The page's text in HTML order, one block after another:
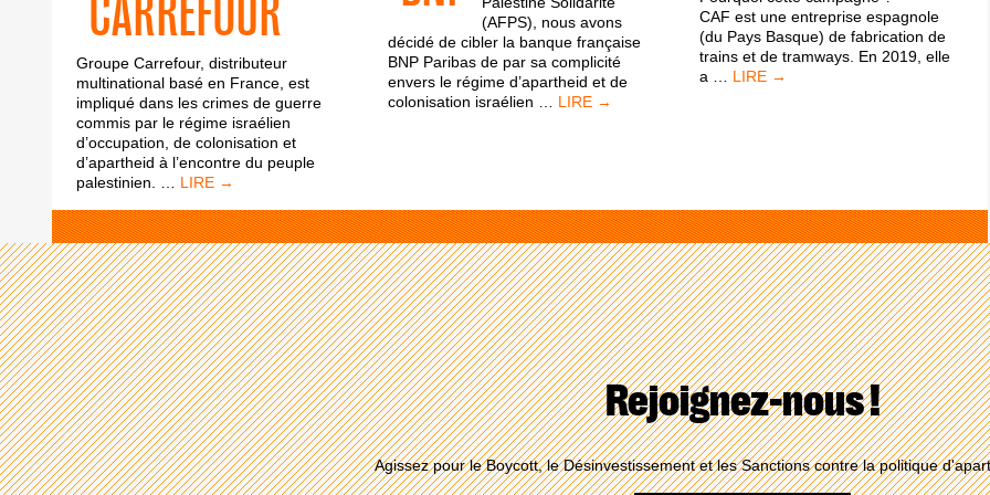
CARREFOUR
Groupe Carrefour, distributeur
multinational basé en France, est
impliqué dans les crimes de guerre
commis par le régime israélien
d’occupation, de colonisation et
d’apartheid à l’encontre du peuple
palestinien. … CARREFOUR
(AFPS), nous avons
décidé de cibler la banque française
BNP Paribas de par sa complicité
envers le régime d’apartheid et de
colonisation israélien
BNP
CAF est une entreprise espagnole
(du Pays Basque) de fabrication de
trains et de tramways. En 2019, elle
a
CAF
Rejoignez-nous !
Agissez pour le Boycott, le Désinvestissement et les Sanctions contre la politique